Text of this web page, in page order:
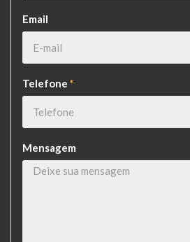
Email
Telefone *
Mensagem